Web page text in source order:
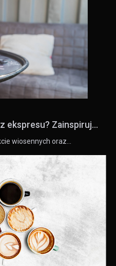
ekspresu? Zainspiruj...
wiosennych oraz…